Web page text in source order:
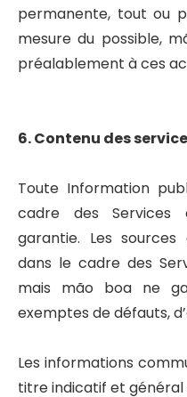
permanente, tout ou
mesure du possible,
préalablement à ces
6. Contenu des
Toute Information
cadre des Services
garantie. Les sources
dans le cadre des
mais mão boa ne
exemptes de défauts,
Les informations
titre indicatif et